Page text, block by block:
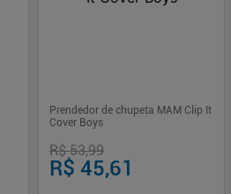
Prendedor de chupeta MAM Clip It
Cover Boys
R$ 53,99
R$ 45,61